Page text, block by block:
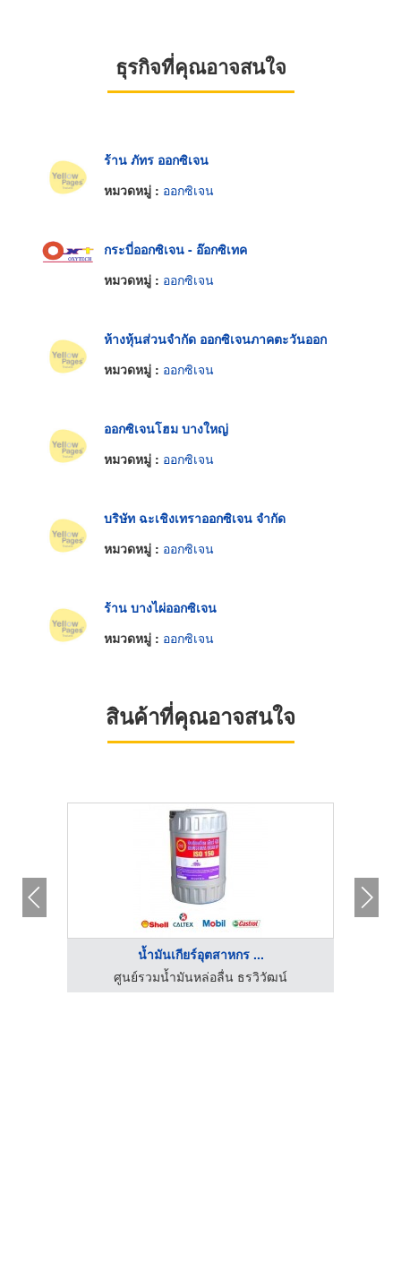
ธุรกิจที่คุณอาจสนใจ
ร้าน ภัทร ออกซิเจน
หมวดหมู่ : ออกซิเจน
กระบี่ออกซิเจน - อ๊อกซิเทค
หมวดหมู่ : ออกซิเจน
ห้างหุ้นส่วนจำกัด ออกซิเจนภาคตะวันออก
หมวดหมู่ : ออกซิเจน
ออกซิเจนโฮม บางใหญ่
หมวดหมู่ : ออกซิเจน
บริษัท ฉะเชิงเทราออกซิเจน จำกัด
หมวดหมู่ : ออกซิเจน
ร้าน บางไผ่ออกซิเจน
หมวดหมู่ : ออกซิเจน
สินค้าที่คุณอาจสนใจ
น้ำมันเกียร์อุตสาหกร ...
ศูนย์รวมน้ำมันหล่อลื่น ธรวิวัฒน์